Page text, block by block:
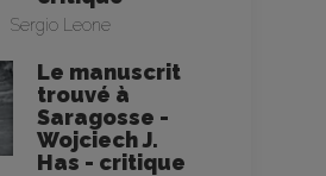
Sergio Leone
Le manuscrit
trouvé à
Saragosse -
Wojciech J.
Has - critique